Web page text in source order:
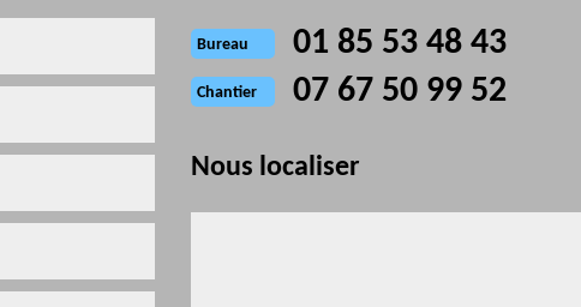
Bureau 01 85 53 48 43
Chantier 07 67 50 99 52
Nous localiser